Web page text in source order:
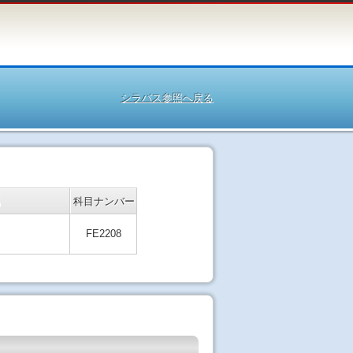
シラバス参照へ戻る
科目ナンバー
FE2208